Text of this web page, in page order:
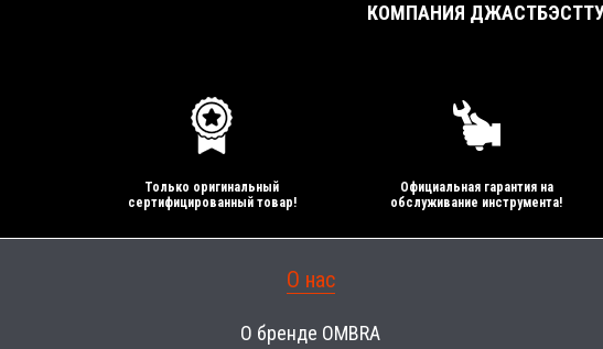
КОМПАНИЯ
Только оригинальный
сертифицированный товар!
Официальная гарантия на
обслуживание инструмента!
О нас
О бренде OMBRA